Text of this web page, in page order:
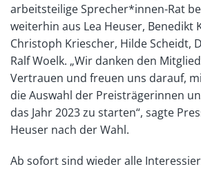
arbeitsteilige Sprecher*innen-Rat
weiterhin aus Lea Heuser, Benedikt
Christoph Kriescher, Hilde Scheidt,
Ralf Woelk. „Wir danken den
Vertrauen und freuen uns darauf,
die Auswahl der Preisträgerinnen
das Jahr 2023 zu starten“, sagte
Heuser nach der Wahl.
Ab sofort sind wieder alle